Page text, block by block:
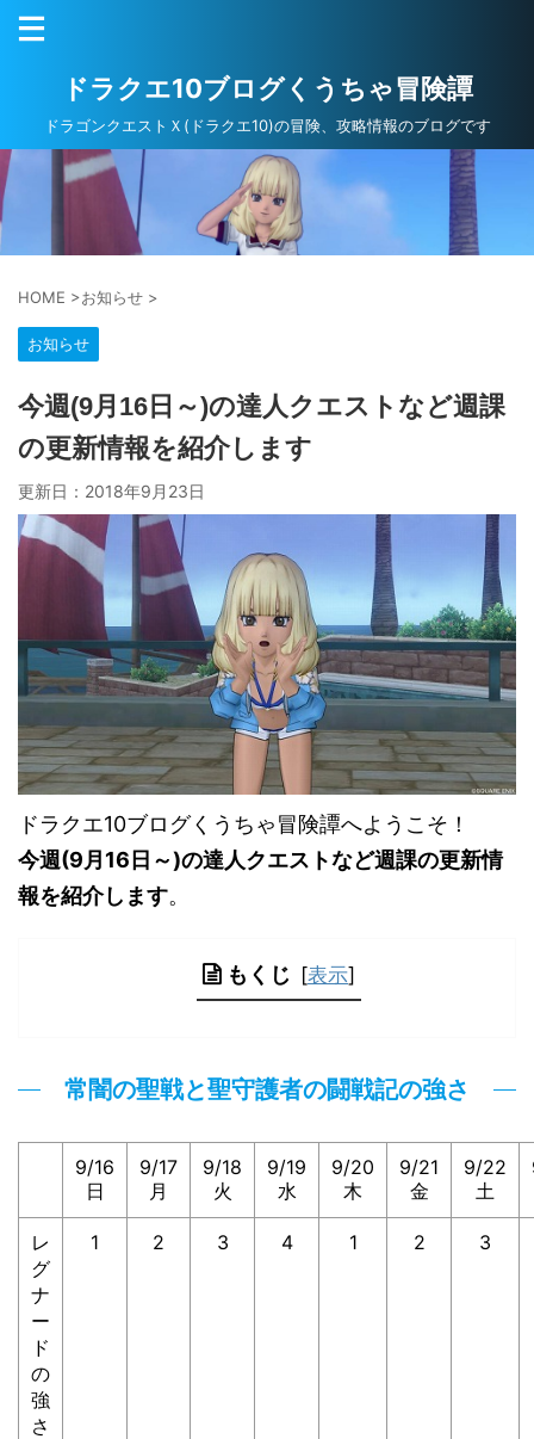
ドラクエ10ブログくうちゃ冒険譚
ドラゴンクエストＸ(ドラクエ10)の冒険、攻略情報のブログです
HOME >お知らせ >
お知らせ
今週(9月16日～)の達人クエストなど週課
の更新情報を紹介します
更新日： 2018年9月23日
ドラクエ10ブログくうちゃ冒険譚へようこそ！
今週(9月16日～)の達人クエストなど週課の更新情
報を紹介します。
もくじ [表示]
常闇の聖戦と聖守護者の闘戦記の強さ
9/16
日
9/17
月
9/18
火
9/19
水
9/20
木
9/21
金
9/22
土
レ
グ
ナ
ー
ド
の
強
さ
1 2 3 4 1 2 3